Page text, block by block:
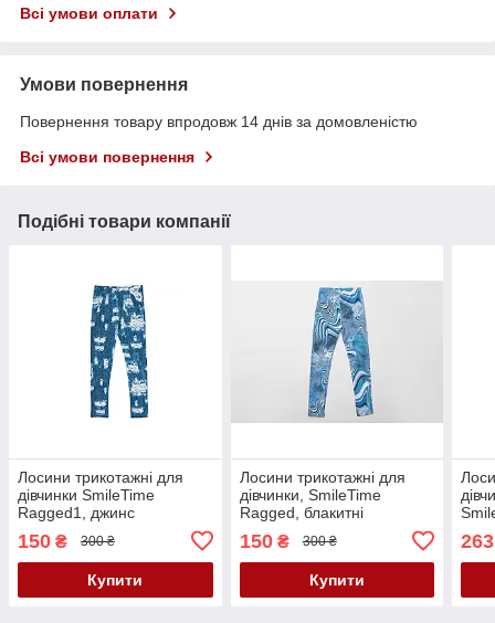
Всі умови оплати
Умови повернення
Повернення товару впродовж 14 днів за домовленістю
Всі умови повернення
Подібні товари компанії
Лосини трикотажні для
дівчинки SmileTime
Ragged1, джинс
150 ₴ 300 ₴
Купити
Лосини трикотажні для
дівчинки, SmileTime
Ragged, блакитні
150₴ 300 ₴
Купити